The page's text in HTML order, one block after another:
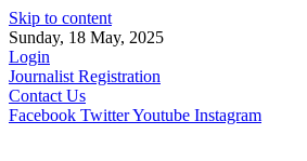
Skip to content
Sunday, 18 May, 2025
Login
Journalist Registration
Contact Us
Facebook TwitterYoutube Instagram